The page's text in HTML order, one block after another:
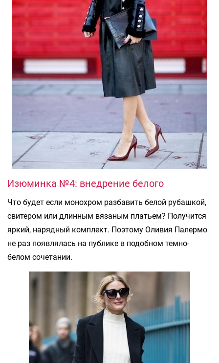
Изюминка №4: внедрение белого
Что будет если монохром разбавить белой рубашкой,
свитером или длинным вязаным платьем? Получится
яркий, нарядный комплект. Поэтому Оливия Палермо
не раз появлялась на публике в подобном темно-
белом сочетании.